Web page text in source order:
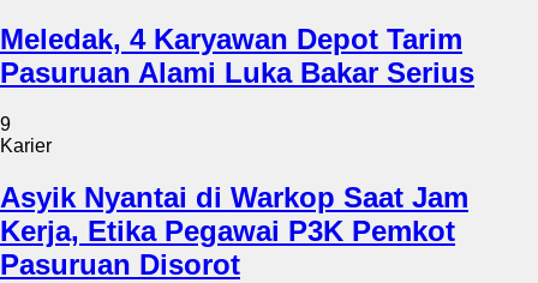
Meledak, 4 Karyawan Depot Tarim
Pasuruan Alami Luka Bakar Serius
9
Karier
Asyik Nyantai di Warkop Saat Jam
Kerja, Etika Pegawai P3K Pemkot
Pasuruan Disorot